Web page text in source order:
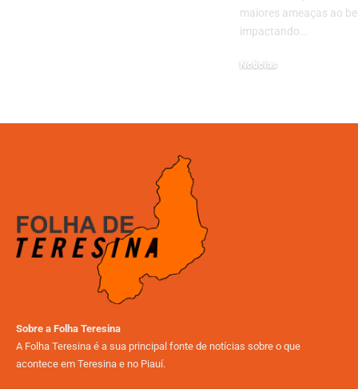
maiores ameaças ao
impactando…
Noticias
Sobre a Folha Teresina
A Folha Teresina é a sua principal fonte de notícias sobre o que
acontece em Teresina e no Piauí.